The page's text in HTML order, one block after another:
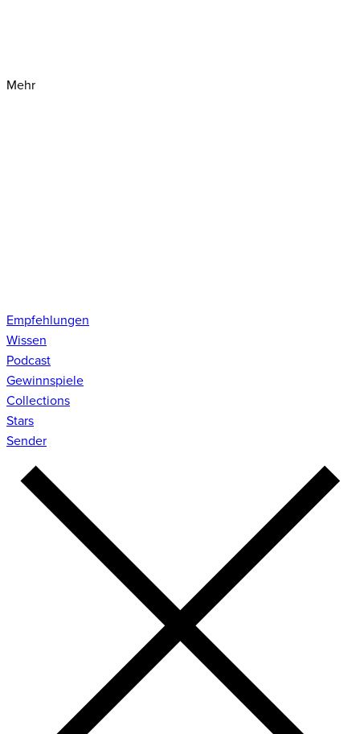
Mehr
Empfehlungen
Wissen
Podcast
Gewinnspiele
Collections
Stars
Sender